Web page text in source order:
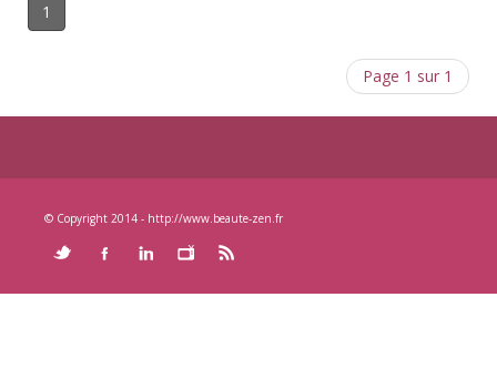
1
Page 1 sur 1
© Copyright 2014 - http://www.beaute-zen.fr